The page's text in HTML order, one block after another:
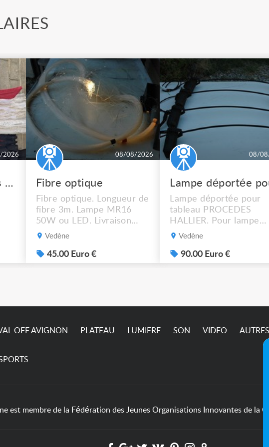
2026
Lot de 80 costumes de scène pro
08/08/2026
Fibre optique
Fibre optique. Longueur de
fibre 3m. Lampe MR16
50W ou LED. Livraison
possible.
Vedène
45.00 Euro €
08/
Lampe déportée pour
tableau PROCEDES
HALLIER. Pour lampe
MR16 halogène ou LED
possible. 90€ le lot de 4.
Vedène
90.00 Euro €
OFF AVIGNON PLATEAU LUMIERE SON VIDEO AUTRES
est membre de la Fédération des Jeunes Organisations Innovantes de la